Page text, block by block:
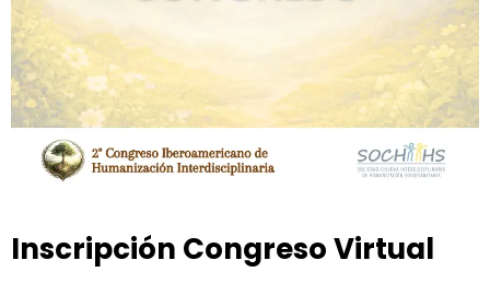
Inscripción Congreso Virtual